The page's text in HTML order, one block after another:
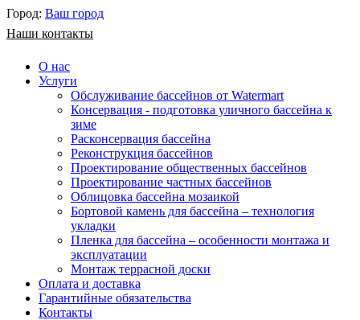
Город: Ваш город
Наши контакты
О нас
Услуги
Обслуживание бассейнов от Watermart
Консервация - подготовка уличного бассейна к
зиме
Расконсервация бассейна
Реконструкция бассейнов
Проектирование общественных бассейнов
Проектирование частных бассейнов
​Облицовка бассейна мозаикой
Бортовой камень для бассейна – технология
укладки
Пленка для бассейна – особенности монтажа и
эксплуатации
Монтаж террасной доски
Оплата и доставка
Гарантийные обязательства
Контакты